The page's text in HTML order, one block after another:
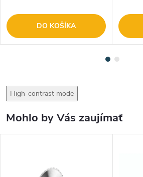
DO KOŠÍKA
High-contrast mode
Mohlo by Vás zaujímať